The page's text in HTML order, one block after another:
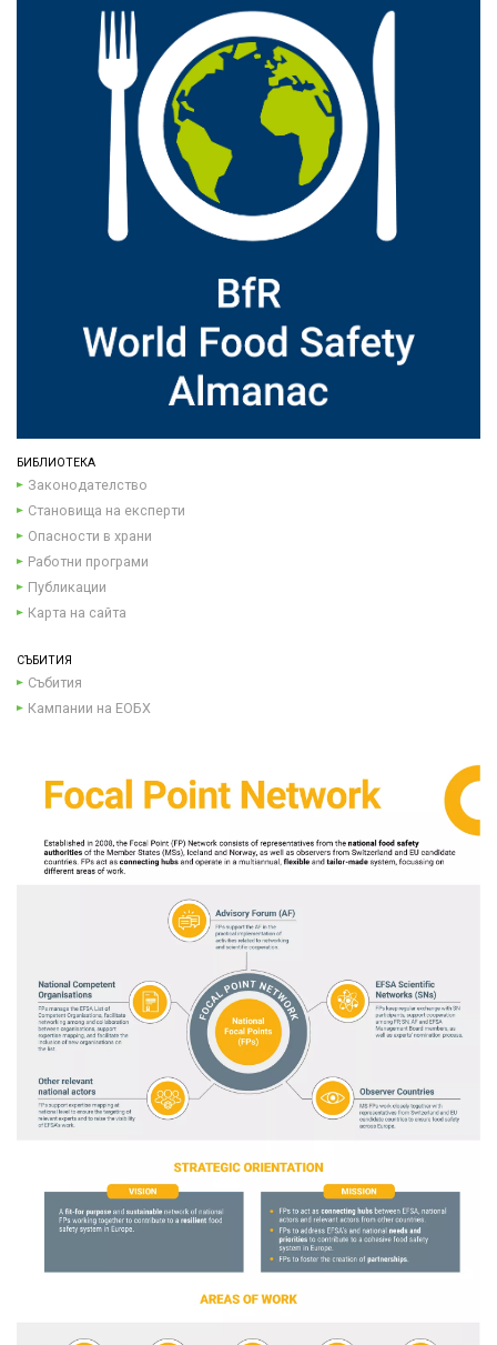
БИБЛИОТЕКА
Законодателство
Становища на експерти
Опасности в храни
Работни програми
Публикации
Карта на сайта
СЪБИТИЯ
Събития
Кампании на ЕОБХ